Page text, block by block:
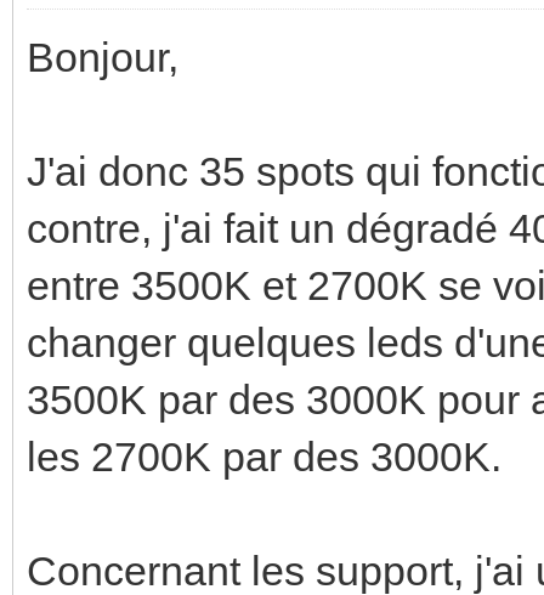
Bonjour,
J'ai donc 35 spots qui
contre, j'ai fait un dégradé
entre 3500K et 2700K se
changer quelques leds
3500K par des 3000K pour
les 2700K par des 3000K.
Concernant les support,